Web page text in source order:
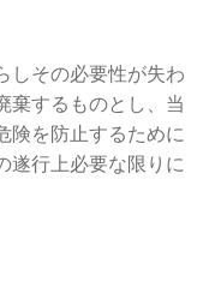
しその必要性が失わ
棄するものとし、当
険を防止するために
遂行上必要な限りに